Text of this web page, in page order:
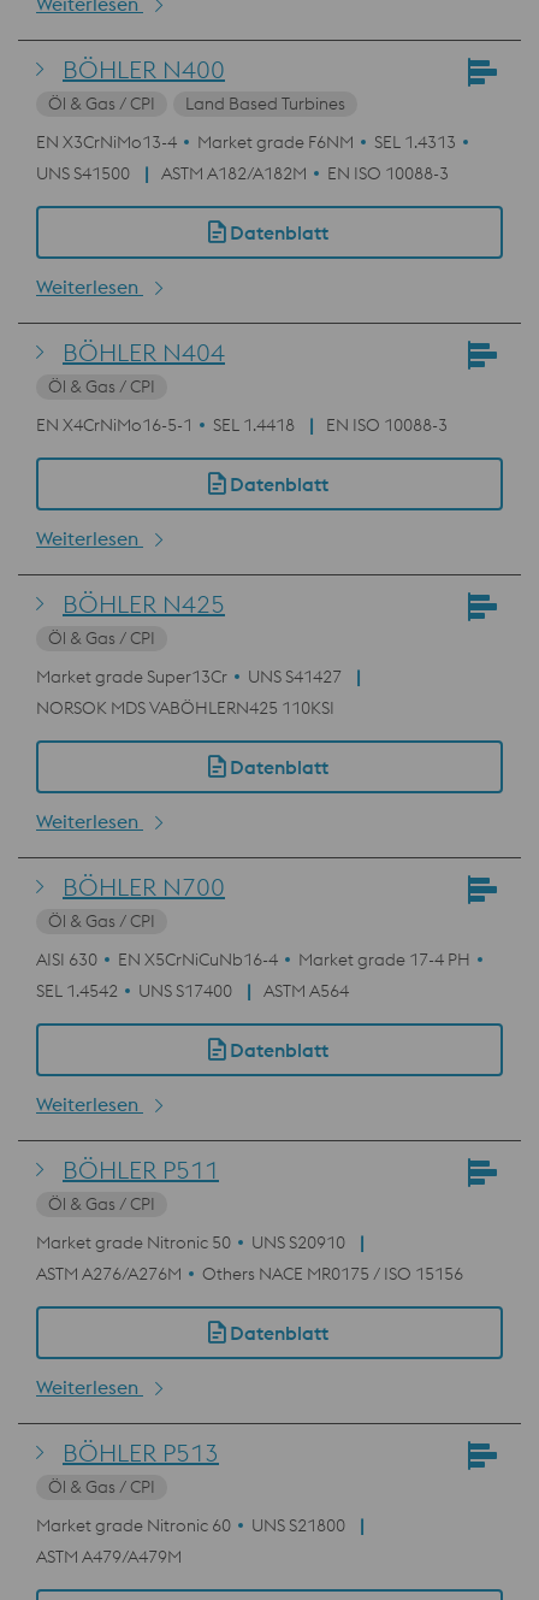
BÖHLER N400
Öl & Gas / CPI
Land Based Turbines
EN X3CrNiMo13-4
Market grade F6NM
SEL 1.4313
UNS S41500
ASTM A182/A182M EN ISO 10088-3
Datenblatt
Weiterlesen
BÖHLER N404
Öl & Gas / CPI
EN X4CrNiMo16-5-1
SEL 1.4418 EN ISO 10088-3
Datenblatt
Weiterlesen
BÖHLER N425
Öl & Gas / CPI
Market grade Super13Cr
UNS S41427
NORSOK MDS VABÖHLERN425 110KSI
Datenblatt
Weiterlesen
BÖHLER N700
Öl & Gas / CPI
AISI 630
EN X5CrNiCuNb16-4
Market grade 17-4 PH
SEL 1.4542
UNS S17400 ASTM A564
Datenblatt
Weiterlesen
BÖHLER P511
Öl & Gas / CPI
Market grade Nitronic 50
UNS S20910
ASTM A276/A276M
Others NACE MR0175 / ISO 15156
Datenblatt
Weiterlesen
BÖHLER P513
Öl & Gas / CPI
Market grade Nitronic 60
UNS S21800
ASTM A479/A479M